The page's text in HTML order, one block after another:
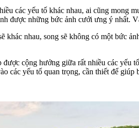
các yếu tố khác nhau, ai cũng mong
được những bức ảnh cưới ưng ý nhất.
khác nhau, song sẽ không có một bức
cộng hưởng giữa rất nhiều các yếu
các yếu tố quan trọng, cần thiết để giúp